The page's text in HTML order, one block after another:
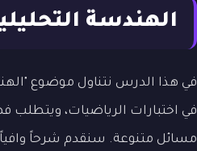
الهندسة
في هذا الدرس نتناول موضوع
في اختبارات الرياضيات، ويتطلب
مسائل متنوعة. سنقدم شرحاً